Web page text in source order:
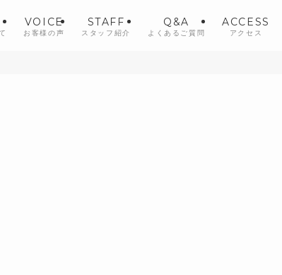
VOICE
お客様の声
STAFF
スタッフ紹介
Q&A
よくあるご質問
ACCESS
アクセス